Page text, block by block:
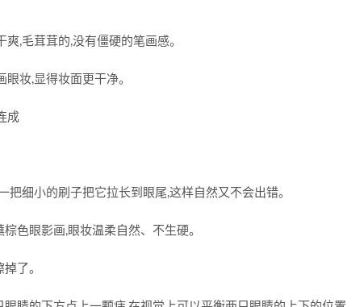
,毛茸茸的,没有僵硬的笔画感。
妆,显得妆面更干净。
成
把细小的刷子把它拉长到眼尾,这样自然又不会出错。
色眼影画,眼妆温柔自然、不生硬。
了。